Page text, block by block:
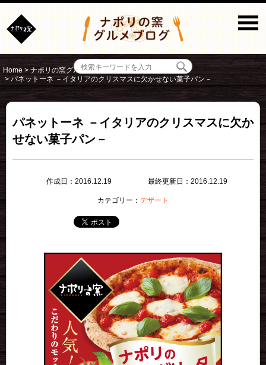
Home > ナポリの窯グルメブログ >
デザート
> パネットーネ －イタリアのクリスマスに欠かせない菓子パン－
パネットーネ －イタリアのクリスマスに欠か
せない菓子パン－
作成日：2016.12.19 最終更新日：2016.12.19
カテゴリー： デザート